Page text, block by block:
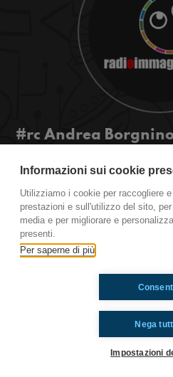
#rc Andrea
collega speaker ritorna
mondo web delle
Ti è piaciuto? Condividilo!
Informazioni sui cookie
Utilizziamo i cookie per raccogliere
prestazioni e sull'utilizzo del sito,
media e per migliorare e
presenti.
Per saperne di più
Nega
Impostazioni